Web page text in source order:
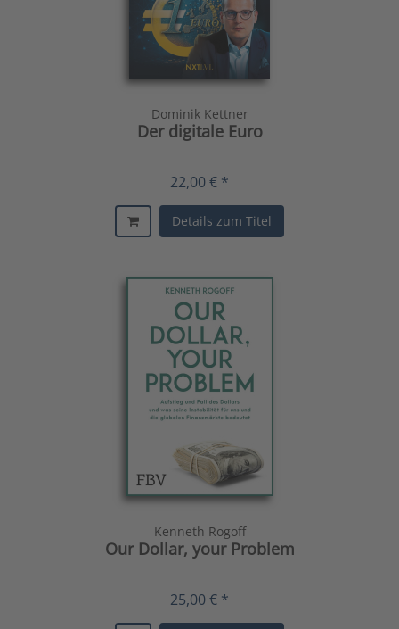
Dominik Kettner
Der digitale Euro
22,00 € *
Details zum Titel
Kenneth Rogoff
Our Dollar, your Problem
25,00 € *